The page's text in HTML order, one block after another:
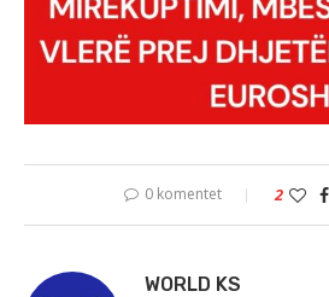
0 komentet 2
WORLD KS